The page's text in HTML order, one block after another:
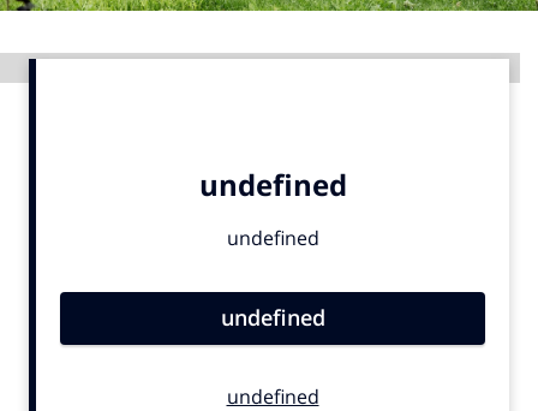
Events
Opleidingen
Vacatures
Bureaus